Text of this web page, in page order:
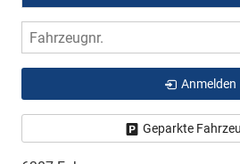
Fahrzeugnr.
Anmelden
Geparkte